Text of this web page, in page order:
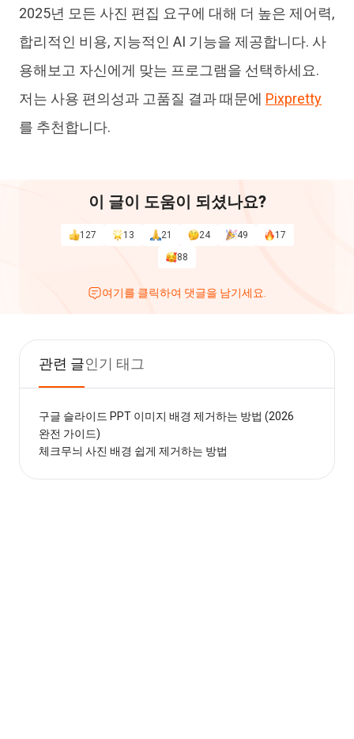
2025년 모든 사진 편집 요구에 대해 더 높은 제어력,
합리적인 비용, 지능적인 AI 기능을 제공합니다. 사
용해보고 자신에게 맞는 프로그램을 선택하세요.
저는 사용 편의성과 고품질 결과 때문에 Pixpretty
를 추천합니다.
이 글이 도움이 되셨나요?
127 13 21 24 49
17
88
여기를 클릭하여 댓글을 남기세요.
관련 글인기 태그
구글 슬라이드 PPT 이미지 배경 제거하는 방법 (2026
완전 가이드)
체크무늬 사진 배경 쉽게 제거하는 방법